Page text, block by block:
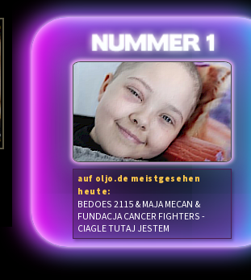
auf oljo.de meistgesehen
heute:
BEDOES 2115 & MAJA MECAN &
FUNDACJA CANCER FIGHTERS -
CIAGLE TUTAJ JESTEM